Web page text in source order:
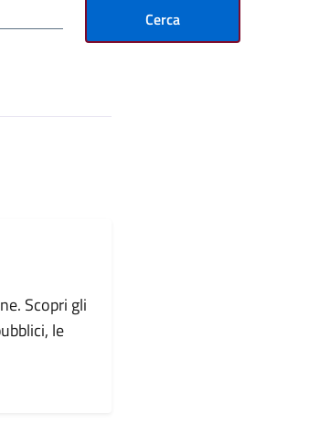
Cerca
Scopri gli
le